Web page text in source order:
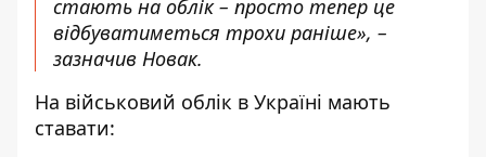
стають на облік – просто тепер це
відбуватиметься трохи раніше», –
зазначив Новак.
На військовий облік в Україні мають
ставати: